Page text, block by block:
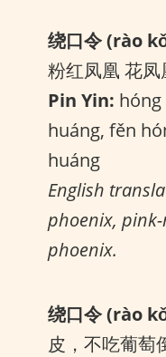
绕口令 (rào
粉红凤凰 花凤
Pin Yin:
huáng, fěn
huáng
English
phoenix,
phoenix.
绕口令 (rào
皮，不吃葡萄